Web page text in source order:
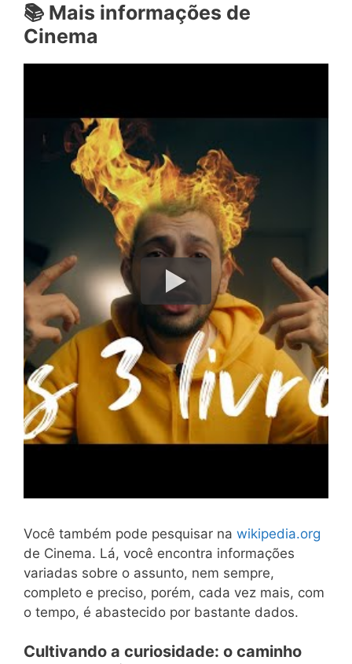
📚 Mais informações de
Cinema
Você também pode pesquisar na wikipedia.org
de Cinema. Lá, você encontra informações
variadas sobre o assunto, nem sempre,
completo e preciso, porém, cada vez mais, com
o tempo, é abastecido por bastante dados.
Cultivando a curiosidade: o caminho